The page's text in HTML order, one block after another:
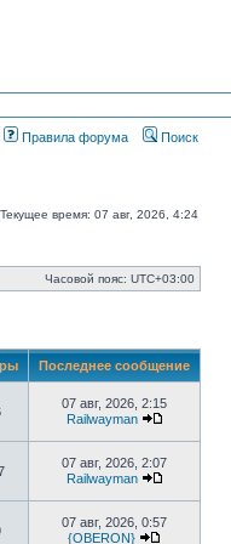
Правила форума Поиск
Текущее время: 07 авг, 2026, 4:24
Часовой пояс: UTC+03:00
Последнее сообщение
07 авг, 2026, 2:15
Railwayman
к
07 авг, 2026, 2:07
Railwayman
к
07 авг, 2026, 0:57
{OBERON}